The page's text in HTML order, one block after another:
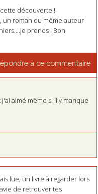
découverte !
un roman du même auteur
prends ! Bon
à ce commentaire
aimé même si il y manque
lue, un livre à regarder lors
de retrouver tes